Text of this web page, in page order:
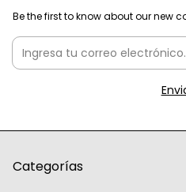
Be the first to know about our new
Categorías